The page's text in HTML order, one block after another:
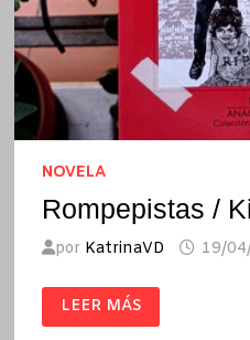
NOVELA
Rompepistas /
por KatrinaVD 19/
ROMPEPISTAS
/
KIKO
LEER MÁS